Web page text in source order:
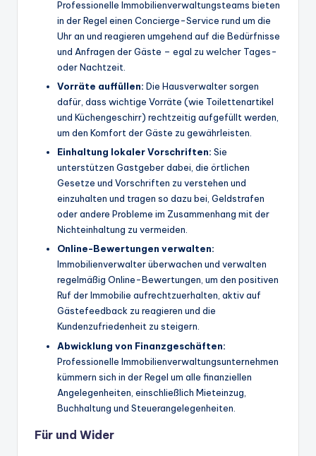
Professionelle Immobilienverwaltungsteams bieten
in der Regel einen Concierge-Service rund um die
Uhr an und reagieren umgehend auf die Bedürfnisse
und Anfragen der Gäste – egal zu welcher Tages-
oder Nachtzeit.
Vorräte auffüllen: Die Hausverwalter sorgen
dafür, dass wichtige Vorräte (wie Toilettenartikel
und Küchengeschirr) rechtzeitig aufgefüllt werden,
um den Komfort der Gäste zu gewährleisten.
Einhaltung lokaler Vorschriften: Sie
unterstützen Gastgeber dabei, die örtlichen
Gesetze und Vorschriften zu verstehen und
einzuhalten und tragen so dazu bei, Geldstrafen
oder andere Probleme im Zusammenhang mit der
Nichteinhaltung zu vermeiden.
Online-Bewertungen verwalten:
Immobilienverwalter überwachen und verwalten
regelmäßig Online-Bewertungen, um den positiven
Ruf der Immobilie aufrechtzuerhalten, aktiv auf
Gästefeedback zu reagieren und die
Kundenzufriedenheit zu steigern.
Abwicklung von Finanzgeschäften:
Professionelle Immobilienverwaltungsunternehmen
kümmern sich in der Regel um alle finanziellen
Angelegenheiten, einschließlich Mieteinzug,
Buchhaltung und Steuerangelegenheiten.
Für und Wider